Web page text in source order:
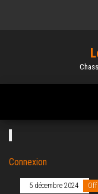
Connexion
5 décembre 2024 Off